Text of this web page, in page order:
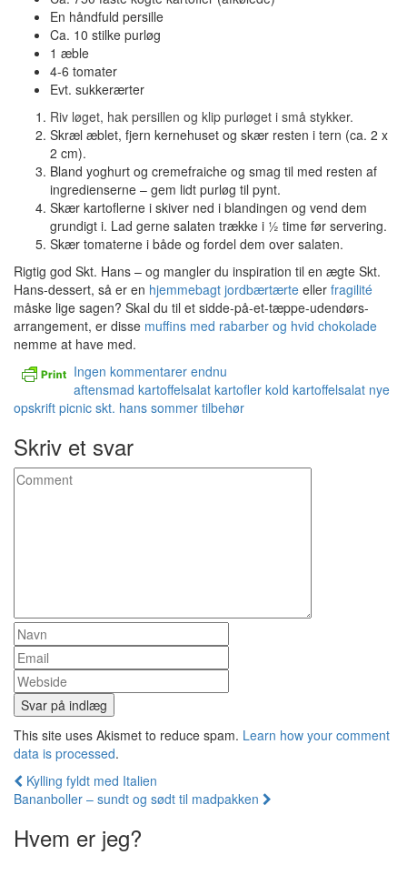
En håndfuld persille
Ca. 10 stilke purløg
1 æble
4-6 tomater
Evt. sukkerærter
Riv løget, hak persillen og klip purløget i små stykker.
Skræl æblet, fjern kernehuset og skær resten i tern (ca. 2 x
2 cm).
Bland yoghurt og cremefraiche og smag til med resten af
ingredienserne – gem lidt purløg til pynt.
Skær kartoflerne i skiver ned i blandingen og vend dem
grundigt i. Lad gerne salaten trække i ½ time før servering.
Skær tomaterne i både og fordel dem over salaten.
Rigtig god Skt. Hans – og mangler du inspiration til en ægte Skt.
Hans-dessert, så er en hjemmebagt jordbærtærte eller fragilité
måske lige sagen? Skal du til et sidde-på-et-tæppe-udendørs-
arrangement, er disse muffins med rabarber og hvid chokolade
nemme at have med.
Ingen kommentarer endnu
aftensmad kartoffelsalat kartofler kold kartoffelsalat nye
opskrift picnic skt. hans sommer tilbehør
Skriv et svar
This site uses Akismet to reduce spam. Learn how your comment
data is processed.
Indlæg
navigation
Kylling fyldt med Italien
Bananboller – sundt og sødt til madpakken
Hvem er jeg?